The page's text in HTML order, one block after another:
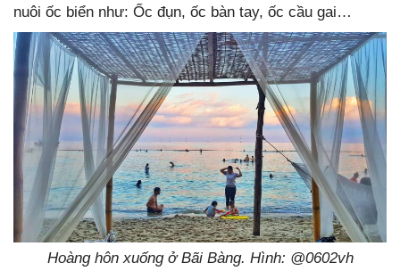
nuôi ốc biển như: Ốc đụn, ốc bàn tay, ốc cầu gai…
Hoàng hôn xuống ở Bãi Bàng. Hình: @0602vh